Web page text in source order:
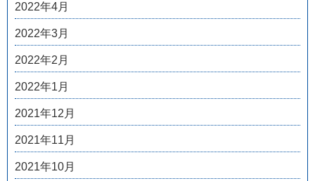
2022年4月
2022年3月
2022年2月
2022年1月
2021年12月
2021年11月
2021年10月